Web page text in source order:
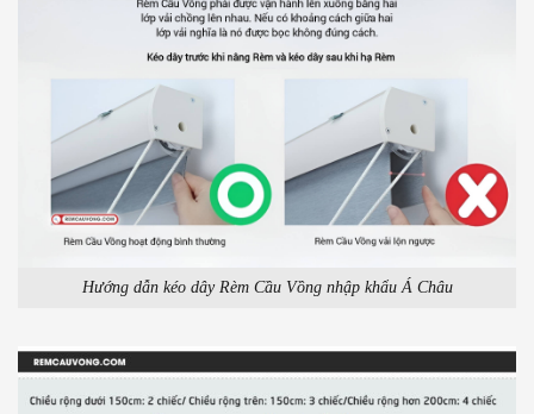
Hướng dẫn kéo dây Rèm Cầu Vồng nhập khẩu Á Châu